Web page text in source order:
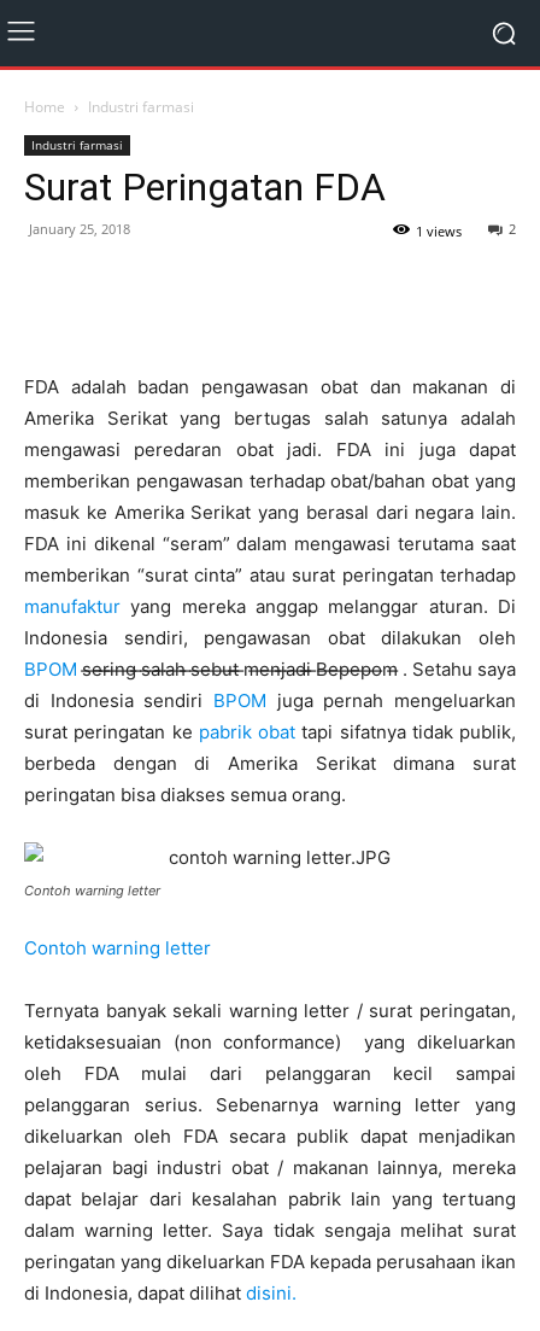
Home Industri farmasi
Industri farmasi
Surat Peringatan FDA
January 25, 2018 2
1 views
FDA adalah badan pengawasan obat dan makanan di
Amerika Serikat yang bertugas salah satunya adalah
mengawasi peredaran obat jadi. FDA ini juga dapat
memberikan pengawasan terhadap obat/bahan obat yang
masuk ke Amerika Serikat yang berasal dari negara lain.
FDA ini dikenal “seram” dalam mengawasi terutama saat
memberikan “surat cinta” atau surat peringatan terhadap
manufaktur yang mereka anggap melanggar aturan. Di
Indonesia sendiri, pengawasan obat dilakukan oleh
BPOM s̶e̶r̶i̶n̶g̶ ̶s̶a̶l̶a̶h̶ ̶s̶e̶b̶u̶t̶ ̶m̶e̶n̶j̶a̶d̶i̶ ̶B̶e̶p̶e̶p̶o̶m̶ . Setahu saya
di Indonesia sendiri BPOM juga pernah mengeluarkan
surat peringatan ke pabrik obat tapi sifatnya tidak publik,
berbeda dengan di Amerika Serikat dimana surat
peringatan bisa diakses semua orang.
Contoh warning letter
Contoh warning letter
Ternyata banyak sekali warning letter / surat peringatan,
ketidaksesuaian (non conformance) yang dikeluarkan
oleh FDA mulai dari pelanggaran kecil sampai
pelanggaran serius. Sebenarnya warning letter yang
dikeluarkan oleh FDA secara publik dapat menjadikan
pelajaran bagi industri obat / makanan lainnya, mereka
dapat belajar dari kesalahan pabrik lain yang tertuang
dalam warning letter. Saya tidak sengaja melihat surat
peringatan yang dikeluarkan FDA kepada perusahaan ikan
di Indonesia, dapat dilihat disini.